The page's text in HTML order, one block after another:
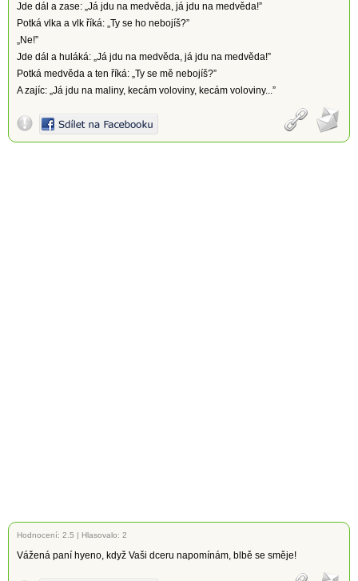
Jde dál a zase: „Já jdu na medvěda, já jdu na medvěda!”
Potká vlka a vlk říká: „Ty se ho nebojíš?”
„Ne!”
Jde dál a huláká: „Já jdu na medvěda, já jdu na medvěda!”
Potká medvěda a ten říká: „Ty se mě nebojíš?”
A zajíc: „Já jdu na maliny, kecám voloviny, kecám voloviny...”
Hodnocení: 2.5 | Hlasovalo: 2
Vážená paní hyeno, když Vaši dceru napomínám, blbě se směje!